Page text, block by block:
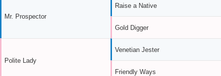
Mr. Prospector
Polite Lady
Raise a Native
Gold Digger
Venetian Jester
Friendly Ways